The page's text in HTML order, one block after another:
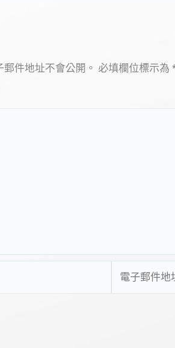
件地址不會公開。 必填欄位標示為